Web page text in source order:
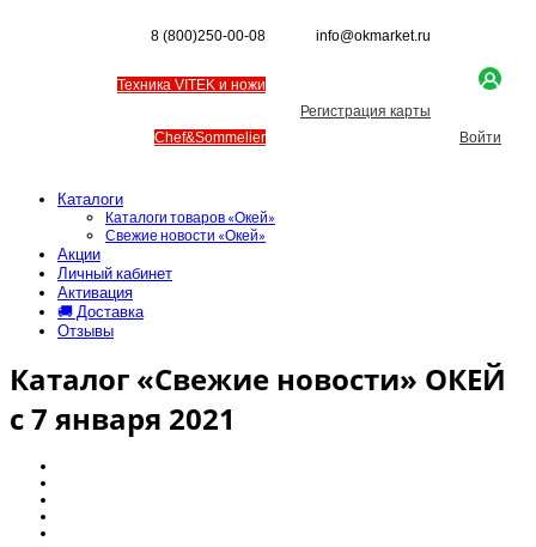
8 (800)250-00-08 info@okmarket.ru
Техника VITEK и ножи
Chef&Sommelier
Регистрация карты
Войти
Каталоги
Каталоги товаров «Окей»
Свежие новости «Окей»
Акции
Личный кабинет
Активация
🚚 Доставка
Отзывы
Каталог «Свежие новости» ОКЕЙ
с 7 января 2021